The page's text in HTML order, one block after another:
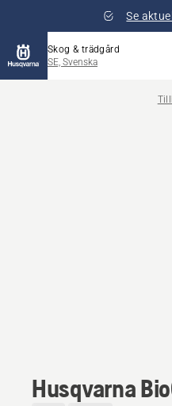
Se
Skog & trädgård
SE, Svenska
Husqvarna